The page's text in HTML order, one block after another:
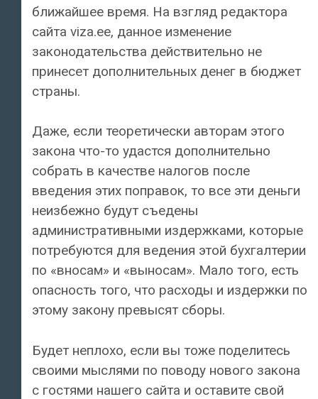
ближайшее время. На взгляд редактора
сайта viza.ee, данное изменение
законодательства действительно не
принесет дополнительных денег в бюджет
страны.
Даже, если теоретически авторам этого
закона что-то удастся дополнительно
собрать в качестве налогов после
введения этих поправок, то все эти деньги
неизбежно будут съедены
административными издержками, которые
потребуются для ведения этой бухгалтерии
по «вносам» и «выносам». Мало того, есть
опасность того, что расходы и издержки по
этому закону превысят сборы.
Будет неплохо, если вы тоже поделитесь
своими мыслями по поводу нового закона
с гостями нашего сайта и оставите свой